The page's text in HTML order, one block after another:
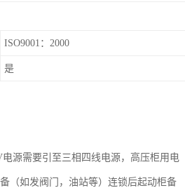
ISO9001：2000
是
源需要引至三相四线电源，高压柜用电
（如发阀门，油站等）连锁后起动柜备